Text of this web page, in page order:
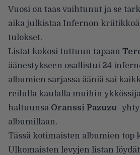
Vuosi on taas vaihtunut ja se
aika julkistaa Infernon
tulokset.
Listat kokosi tuttuun tapaan
äänestykseen osallistui 24
albumien sarjassa ääniä sai
reilulla kaulalla muihin
haltuunsa Oranssi Pazuzu -
albumillaan.
Tässä kotimaisten albumien top
Ulkomaisten levyjen listan löydät